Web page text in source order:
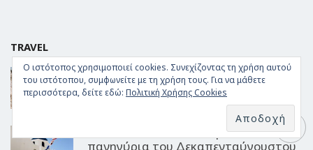
TRAVEL
Ποιες παραλίες να επιλέξεις ανάλογα
με τον άνεμο στις Κυκλάδες
Τα 10 πιο αυθεντικά νησιώτικα
πανηγύρια του Δεκαπενταύγουστου
Ο ιστότοπος χρησιμοποιεί cookies. Συνεχίζοντας τη χρήση αυτού
του ιστότοπου, συμφωνείτε με τη χρήση τους. Για να μάθετε
περισσότερα, δείτε εδώ: Πολιτική Χρήσης Cookies